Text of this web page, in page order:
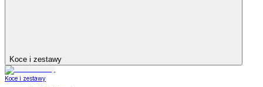
Koce i zestawy
Koce i zestawy